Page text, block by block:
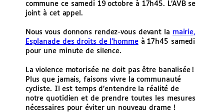
commune ce samedi 19 octobre à 17h45. L’AVB se
joint à cet appel.
Nous vous donnons rendez-vous devant la mairie,
Esplanade des droits de l’hommeà 17h45 samedi
pour une minute de silence.
La violence motorisée ne doit pas être banalisée !
Plus que jamais, faisons vivre la communauté
cycliste. Il est temps d’entendre la réalité de
notre quotidien et de prendre toutes les mesures
nécessaires pour éviter un nouveau drame !